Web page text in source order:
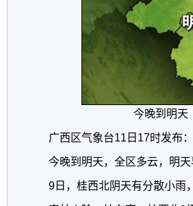
今晚到明天
广西区气象台11日17时发布：
今晚到明天，全区多云，明天
9日，桂西北阴天有分散小雨